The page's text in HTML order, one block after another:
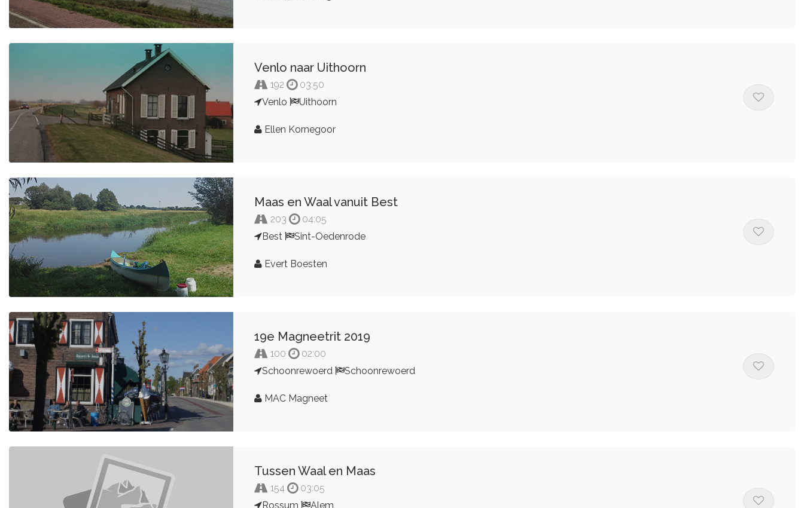
Venlo naar Uithoorn
192
03:50
Venlo
Uithoorn
Ellen Kornegoor
Maas en Waal vanuit Best
203
04:05
Best
Sint-Oedenrode
Evert Boesten
19e Magneetrit 2019
100
02:00
Schoonrewoerd
Schoonrewoerd
MAC Magneet
Tussen Waal en Maas
154
03:05
Rossum
Alem